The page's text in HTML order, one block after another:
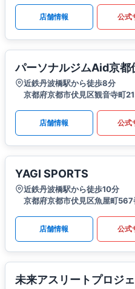
店舗情報 公式
パーソナルジムAid京都
近鉄丹波橋駅から徒歩8分
京都府京都市伏見区観音寺町
店舗情報 公式
YAGI SPORTS
近鉄丹波橋駅から徒歩10分
京都府京都市伏見区魚屋町567
店舗情報 公式
未来アスリートプロジ